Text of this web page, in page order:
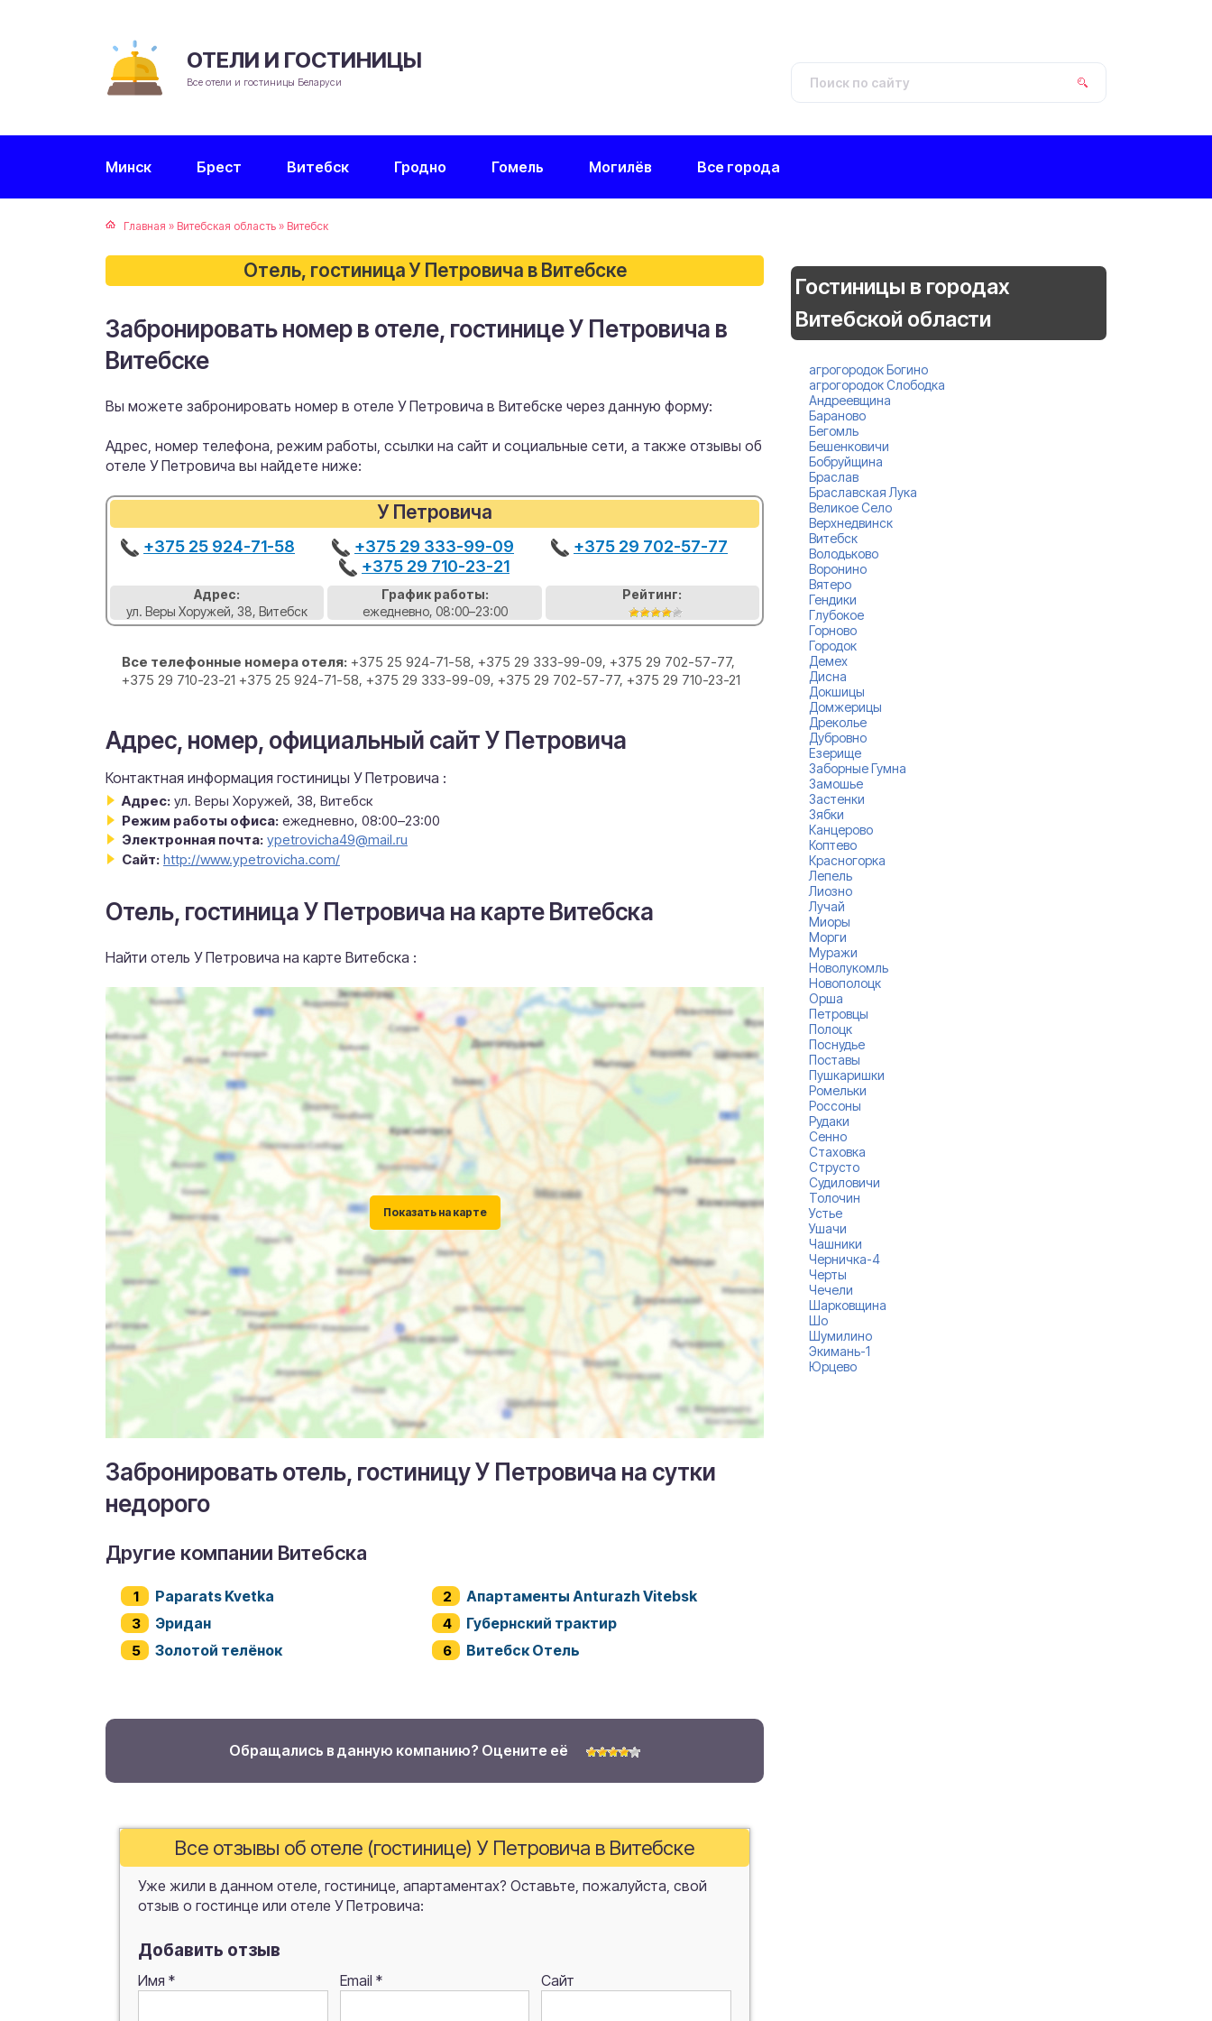
ОТЕЛИ И ГОСТИНИЦЫ
Все отели и гостиницы Беларуси
Минск Брест Витебск Гродно Гомель Могилёв Все города
Главная » Витебская область » Витебск
Отель, гостиница У Петровича в Витебске
Забронировать номер в отеле, гостинице У Петровича в
Витебске
Вы можете забронировать номер в отеле У Петровича в Витебске через данную форму:
Адрес, номер телефона, режим работы, ссылки на сайт и социальные сети, а также отзывы об
отеле У Петровича вы найдете ниже:
У Петровича
+375 25 924-71-58 +375 29 333-99-09
+375 29 702-57-77
+375 29 710-23-21
Адрес:
ул. Веры Хоружей, 38, Витебск
График работы:
ежедневно, 08:00–23:00
Рейтинг:
Все телефонные номера отеля: +375 25 924-71-58, +375 29 333-99-09, +375 29 702-57-77,
+375 29 710-23-21 +375 25 924-71-58, +375 29 333-99-09, +375 29 702-57-77, +375 29 710-23-21
Адрес, номер, официальный сайт У Петровича
Контактная информация гостиницы У Петровича :
Адрес: ул. Веры Хоружей, 38, Витебск
Режим работы офиса: ежедневно, 08:00–23:00
Электронная почта: ypetrovicha49@mail.ru
Сайт: http://www.ypetrovicha.com/
Отель, гостиница У Петровича на карте Витебска
Найти отель У Петровича на карте Витебска :
Забронировать отель, гостиницу У Петровича на сутки
недорого
Другие компании Витебска
Paparats Kvetka
Апартаменты Anturazh Vitebsk
Эридан
Губернский трактир
Золотой телёнок
Витебск Отель
Обращались в данную компанию? Оцените её
Все отзывы об отеле (гостинице) У Петровича в Витебске
Уже жили в данном отеле, гостинице, апартаментах? Оставьте, пожалуйста, свой
отзыв о гостинце или отеле У Петровича:
Добавить отзыв
Имя * Email * Сайт
Гостиницы в городах
Витебской области
агрогородок Богино
агрогородок Слободка
Андреевщина
Бараново
Бегомль
Бешенковичи
Бобруйщина
Браслав
Браславская Лука
Великое Село
Верхнедвинск
Витебск
Володьково
Воронино
Вятеро
Гендики
Глубокое
Горново
Городок
Демех
Дисна
Докшицы
Домжерицы
Дреколье
Дубровно
Езерище
Заборные Гумна
Замошье
Застенки
Зябки
Канцерово
Коптево
Красногорка
Лепель
Лиозно
Лучай
Миоры
Морги
Муражи
Новолукомль
Новополоцк
Орша
Петровцы
Полоцк
Поснудье
Поставы
Пушкаришки
Ромельки
Россоны
Рудаки
Сенно
Стаховка
Струсто
Судиловичи
Толочин
Устье
Ушачи
Чашники
Черничка-4
Черты
Чечели
Шарковщина
Шо
Шумилино
Экимань-1
Юрцево